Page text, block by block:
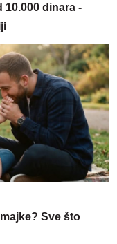
10.000 dinara -
Sve što